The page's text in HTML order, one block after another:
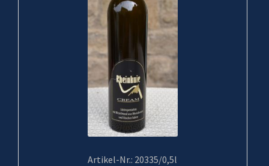
Artikel-Nr.: 20335/0,5l